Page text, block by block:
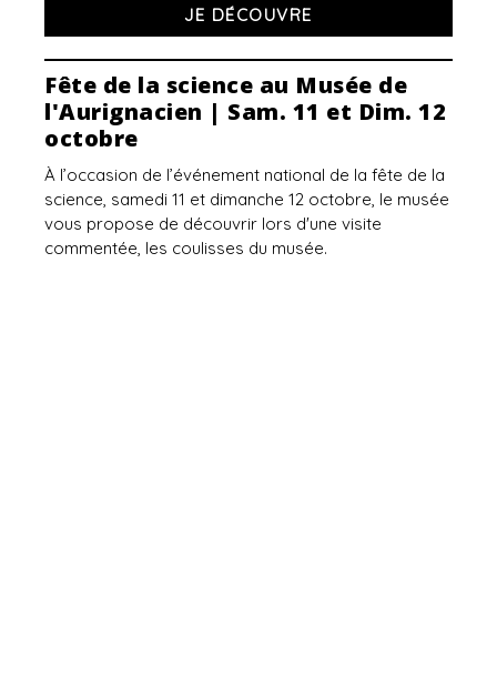
JE DÉCOUVRE
Fête de la science au Musée de
l'Aurignacien | Sam. 11 et Dim. 12
octobre
À l’occasion de l’événement national de la fête de la
science, samedi 11 et dimanche 12 octobre, le musée
vous propose de découvrir lors d'une visite
commentée, les coulisses du musée.